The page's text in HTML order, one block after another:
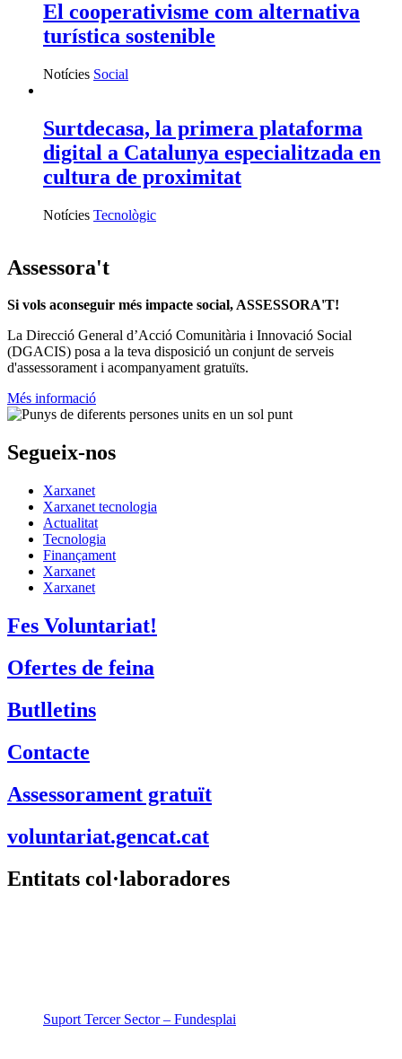
El cooperativisme com alternativa
turística sostenible
Notícies Social
Surtdecasa, la primera plataforma
digital a Catalunya especialitzada en
cultura de proximitat
Notícies Tecnològic
Assessora't
Si vols aconseguir més impacte social, ASSESSORA'T!
La Direcció General d’Acció Comunitària i Innovació Social
(DGACIS) posa a la teva disposició un conjunt de serveis
d'assessorament i acompanyament gratuïts.
Més informació
Segueix-nos
Xarxanet
Xarxanet tecnologia
Actualitat
Tecnologia
Finançament
Xarxanet
Xarxanet
Fes Voluntariat!
Ofertes de feina
Butlletins
Contacte
Assessorament gratuït
voluntariat.gencat.cat
Entitats col·laboradores
Suport Tercer Sector – Fundesplai